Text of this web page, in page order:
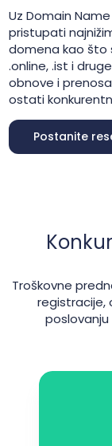
Uz Domain
pristupati
domena kao što
.online, .ist i
obnove i
ostati
Postanite
Troškovne
registracije,